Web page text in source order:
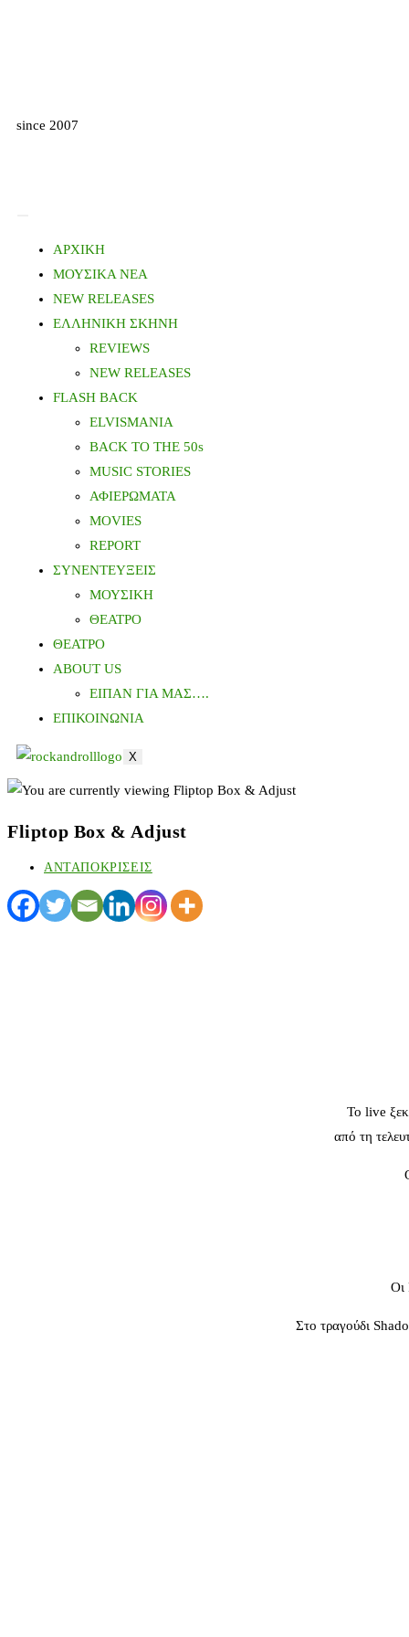
since 2007
ΑΡΧΙΚΗ
ΜΟΥΣΙΚΑ ΝΕΑ
NEW RELEASES
ΕΛΛΗΝΙΚΗ ΣΚΗΝΗ
REVIEWS
NEW RELEASES
FLASH BACK
ELVISMANIA
BACK TO THE 50s
MUSIC STORIES
ΑΦΙΕΡΩΜΑΤΑ
MOVIES
REPORT
ΣΥΝΕΝΤΕΥΞΕΙΣ
ΜΟΥΣΙΚΗ
ΘΕΑΤΡΟ
ΘΕΑΤΡΟ
ABOUT US
ΕΙΠΑΝ ΓΙΑ ΜΑΣ….
ΕΠΙΚΟΙΝΩΝΙΑ
X
Fliptop Box & Adjust
ΑΝΤΑΠΟΚΡΙΣΕΙΣ
Το live
από τη
Οι
Στο τραγούδι